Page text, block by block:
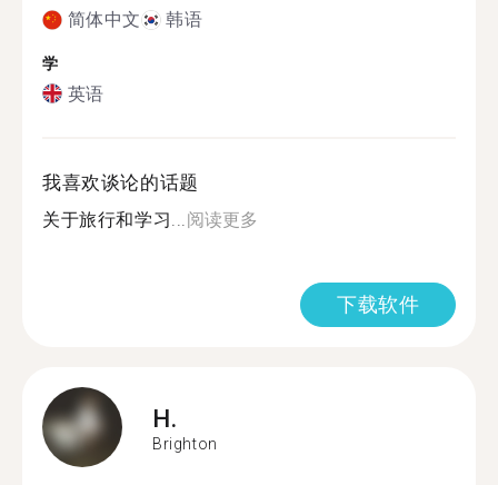
简体中文 韩语
学
英语
我喜欢谈论的话题
关于旅行和学习... 阅读更多
下载软件
H.
Brighton